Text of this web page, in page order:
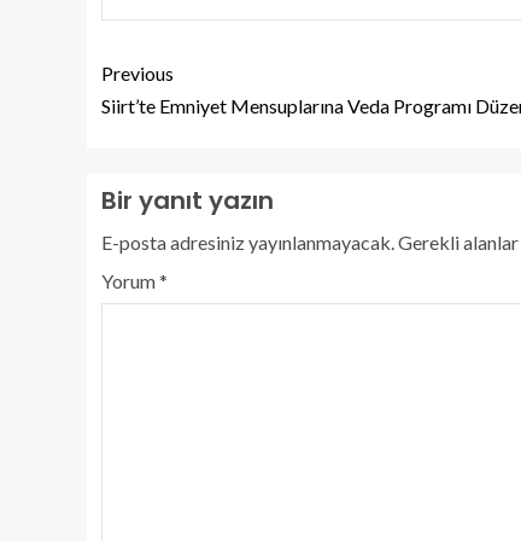
Previous
Siirt’te Emniyet Mensuplarına Veda Programı
Bir yanıt yazın
E-posta adresiniz yayınlanmayacak. Gerekli alanlar
Yorum*